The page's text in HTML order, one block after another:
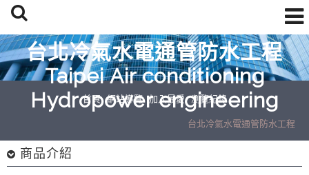
台北冷氣水電通管防水工程
Taipei Air conditioning
Hydropower engineering
首頁 網站導覽 加入最愛 瀏覽紀錄
台北冷氣水電通管防水工程
台北冷氣水電通管防水工程
商品介紹